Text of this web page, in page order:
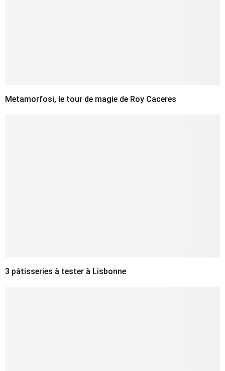
Metamorfosi, le tour de magie de Roy Caceres
3 pâtisseries à tester à Lisbonne